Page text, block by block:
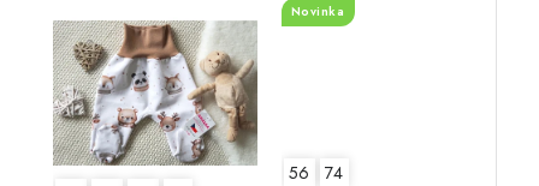
Novinka
56 74